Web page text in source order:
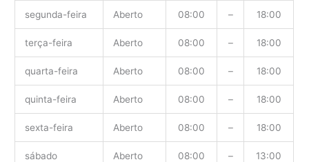
segunda-feira Aberto 08:00 – 18:00
terça-feira Aberto 08:00 – 18:00
quarta-feira Aberto 08:00 – 18:00
quinta-feira Aberto 08:00 – 18:00
sexta-feira Aberto 08:00 – 18:00
sábado Aberto 08:00 – 13:00